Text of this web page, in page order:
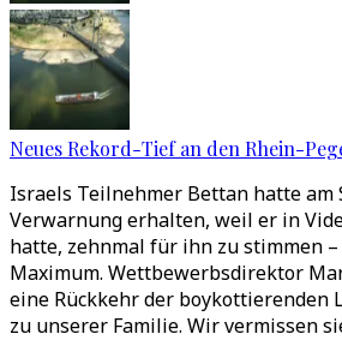
Neues Rekord-Tief an den Rhein-
Israels Teilnehmer Bettan hatte am
Verwarnung erhalten, weil er in
hatte, zehnmal für ihn zu stimmen
Maximum. Wettbewerbsdirektor
eine Rückkehr der boykottierenden
zu unserer Familie. Wir vermissen